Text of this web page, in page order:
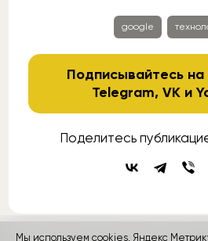
google
Подписывайтесь на
Telegram,VK и
Поделитесь
Мы используем cookies, Яндекс